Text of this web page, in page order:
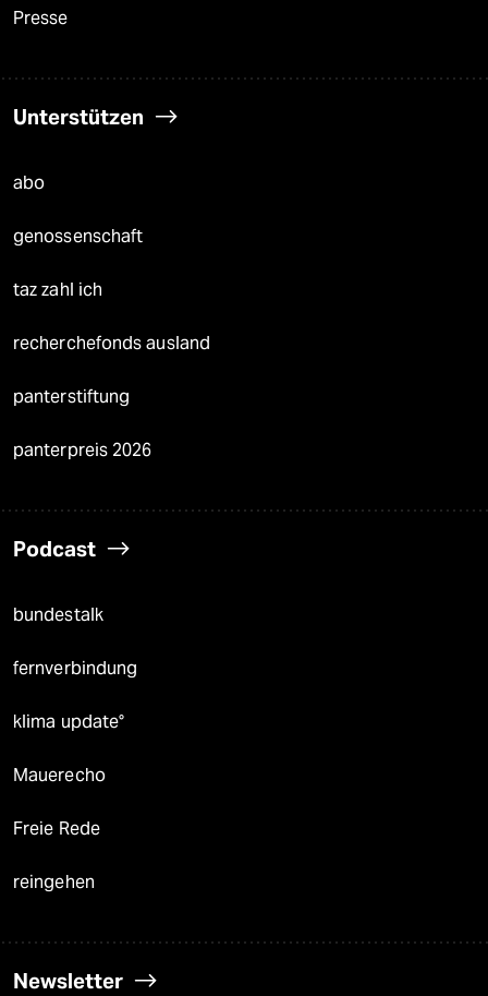
Presse
Unterstützen
abo
genossenschaft
taz zahl ich
recherchefonds ausland
panterstiftung
panterpreis 2026
Podcast
bundestalk
fernverbindung
klima update°
Mauerecho
Freie Rede
reingehen
Newsletter